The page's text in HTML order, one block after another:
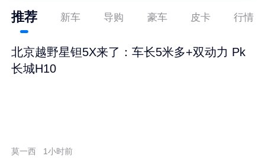
推荐 新车 导购 豪车 皮卡 行情
北京越野星钽5X来了：车长5米多+双动力 Pk
长城H10
莫一西 1小时前